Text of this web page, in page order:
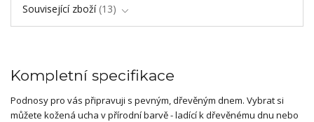
Související zboží 13
Kompletní specifikace
Podnosy pro vás připravuji s pevným, dřevěným dnem. Vybrat si
můžete kožená ucha v přírodní barvě - ladící k dřevěnému dnu nebo